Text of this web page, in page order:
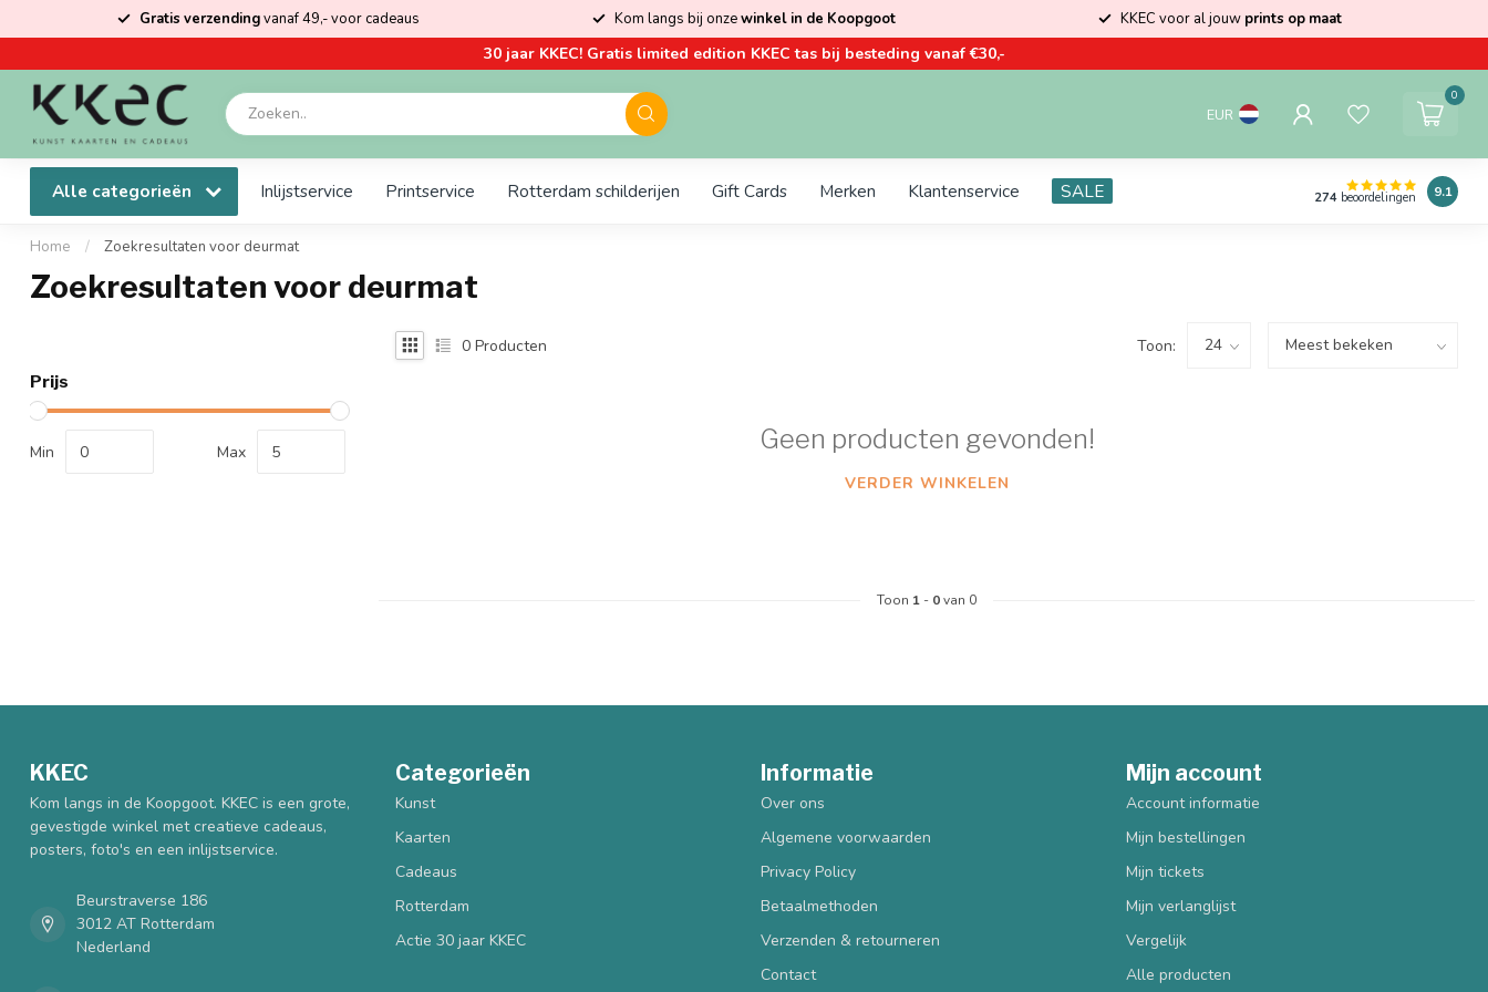
Gratis verzendingvanaf 49,- voor cadeaus Kom langs bij onzewinkel in de Koopgoot KKEC voor al jouw prints op maat
30 jaar KKEC! Gratis limited edition KKEC tas bij besteding vanaf €30,-
EUR
0
Alle categorieën Inlijstservice Printservice Rotterdam schilderijen Gift Cards Merken Klantenservice SALE 274 beoordelingen 9.1
Home / Zoekresultaten voor deurmat
Zoekresultaten voor deurmat
Prijs
Min Max
0 Producten Toon:
Geen producten gevonden!
VERDER WINKELEN
Toon 1 - 0van 0
KKEC
Kom langs in de Koopgoot. KKEC is een grote,
gevestigde winkel met creatieve cadeaus,
posters, foto's en een inlijstservice.
Beurstraverse 186
3012 AT Rotterdam
Nederland
Categorieën
Kunst
Kaarten
Cadeaus
Rotterdam
Actie 30 jaar KKEC
Informatie
Over ons
Algemene voorwaarden
Privacy Policy
Betaalmethoden
Verzenden & retourneren
Contact
Mijn account
Account informatie
Mijn bestellingen
Mijn tickets
Mijn verlanglijst
Vergelijk
Alle producten